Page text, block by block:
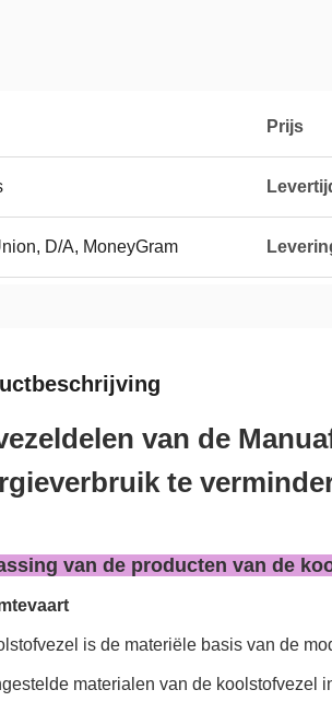
Prijs
D/A, MoneyGram
van de
te
van de producten van de
is de materiële basis van de
materialen van de koolstofvezel